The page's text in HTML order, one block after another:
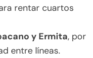
rentar cuartos
y Ermita, por
entre líneas.